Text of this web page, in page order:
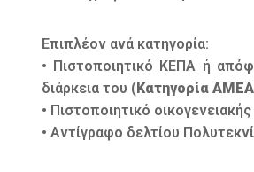
Επιπλέον ανά κατηγορία:
• Πιστοποιητικό ΚΕΠΑ ή
διάρκεια του (Κατηγορία ΑΜΕΑ
• Πιστοποιητικό
• Αντίγραφο δελτίου